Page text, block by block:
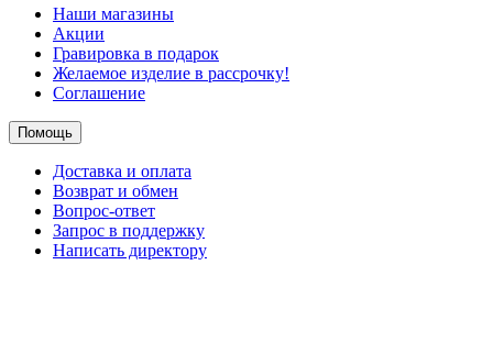
Наши магазины
Акции
Гравировка в подарок
Желаемое изделие в рассрочку!
Соглашение
Помощь
Доставка и оплата
Возврат и обмен
Вопрос-ответ
Запрос в поддержку
Написать директору